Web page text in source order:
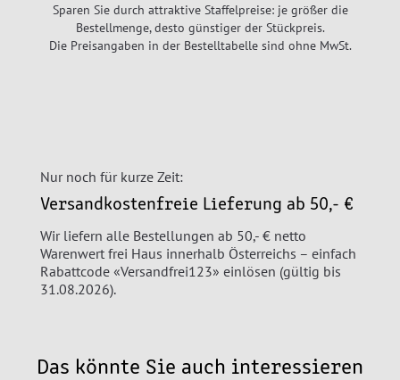
Sparen Sie durch attraktive Staffelpreise: je größer die
Bestellmenge, desto günstiger der Stückpreis.
Die Preisangaben in der Bestelltabelle sind ohne MwSt.
Nur noch für kurze Zeit:
Versandkostenfreie Lieferung ab 50,- €
Wir liefern alle Bestellungen ab 50,- € netto
Warenwert frei Haus innerhalb Österreichs – einfach
Rabattcode «Versandfrei123» einlösen (gültig bis
31.08.2026).
Das könnte Sie auch interessieren